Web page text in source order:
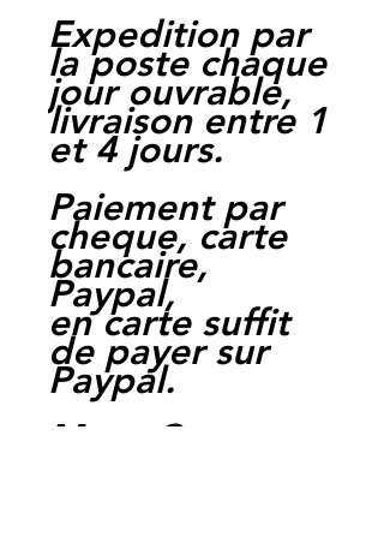
Expedition par
la poste chaque
jour ouvrable,
livraison entre 1
et 4 jours.
Paiement par
cheque, carte
bancaire,
Paypal,
en carte suffit
de payer sur
Paypal.
Moto Casse